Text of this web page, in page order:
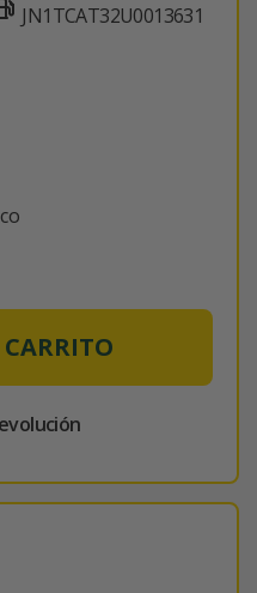
JN1TCAT32U0013631